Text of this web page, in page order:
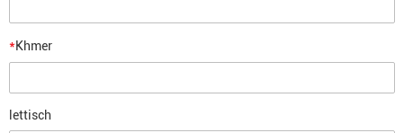
*Khmer
lettisch